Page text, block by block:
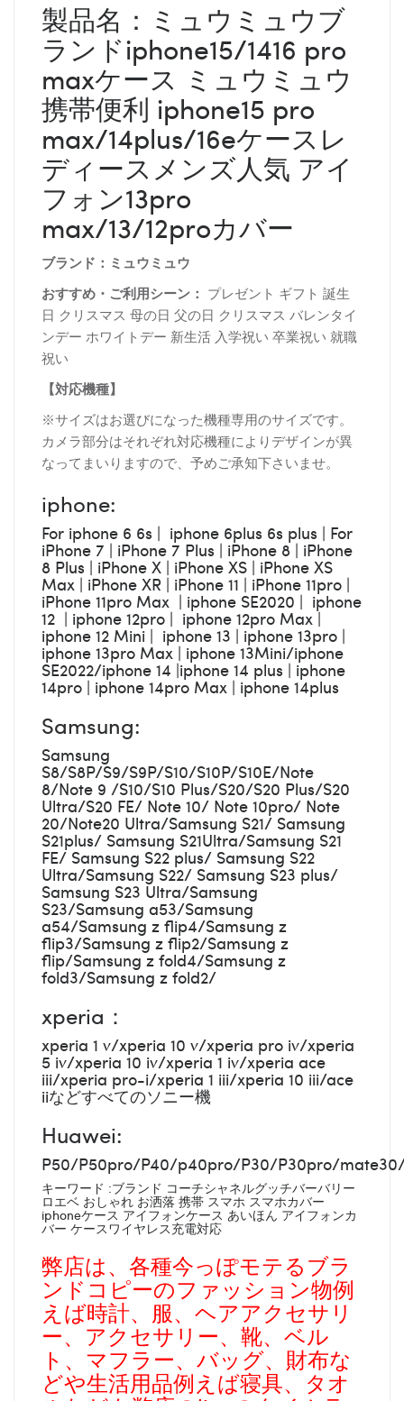
製品名：ミュウミュウブ
ランドiphone15/1416 pro
maxケース ミュウミュウ
携帯便利 iphone15 pro
max/14plus/16eケースレ
ディースメンズ人気 アイ
フォン13pro
max/13/12proカバー
ブランド：ミュウミュウ
おすすめ・ご利用シーン： プレゼント ギフト 誕生
日 クリスマス 母の日 父の日 クリスマス バレンタイ
ンデー ホワイトデー 新生活 入学祝い 卒業祝い 就職
祝い
【対応機種】
※サイズはお選びになった機種専用のサイズです。
カメラ部分はそれぞれ対応機種によりデザインが異
なってまいりますので、予めご承知下さいませ。
iphone:
For iphone 6 6s | iphone 6plus 6s plus | For
iPhone 7 | iPhone 7 Plus | iPhone 8 | iPhone
8 Plus | iPhone X | iPhone XS | iPhone XS
Max | iPhone XR | iPhone 11 | iPhone 11pro |
iPhone 11pro Max | iphone SE2020 | iphone
12 | iphone 12pro | iphone 12pro Max |
iphone 12 Mini | iphone 13 | iphone 13pro |
iphone 13pro Max | iphone 13Mini/iphone
SE2022/iphone 14 |iphone 14 plus | iphone
14pro | iphone 14pro Max | iphone 14plus
Samsung:
Samsung
S8/S8P/S9/S9P/S10/S10P/S10E/Note
8/Note 9 /S10/S10 Plus/S20/S20 Plus/S20
Ultra/S20 FE/ Note 10/ Note 10pro/ Note
20/Note20 Ultra/Samsung S21/ Samsung
S21plus/ Samsung S21Ultra/Samsung S21
FE/ Samsung S22 plus/ Samsung S22
Ultra/Samsung S22/ Samsung S23 plus/
Samsung S23 Ultra/Samsung
S23/Samsung a53/Samsung
a54/Samsung z flip4/Samsung z
flip3/Samsung z flip2/Samsung z
flip/Samsung z fold4/Samsung z
fold3/Samsung z fold2/
xperia：
xperia 1 v/xperia 10 v/xperia pro iv/xperia
5 iv/xperia 10 iv/xperia 1 iv/xperia ace
iii/xperia pro-i/xperia 1 iii/xperia 10 iii/ace
iiなどすべてのソニー機
Huawei:
P50/P50pro/P40/p40pro/P30/P30pro/
キーワード :ブランド コーチシャネルグッチバーバリー
ロエベ おしゃれ お洒落 携帯 スマホ スマホカバー
iphoneケース アイフォンケース あいほん アイフォンカ
バー ケースワイヤレス充電対応
弊店は、各種今っぽモテるブラ
ンドコピーのファッション物例
えば時計、服、ヘアアクセサリ
ー、アクセサリー、靴、ベル
ト、マフラー、バッグ、財布な
どや生活用品例えば寝具、タオ